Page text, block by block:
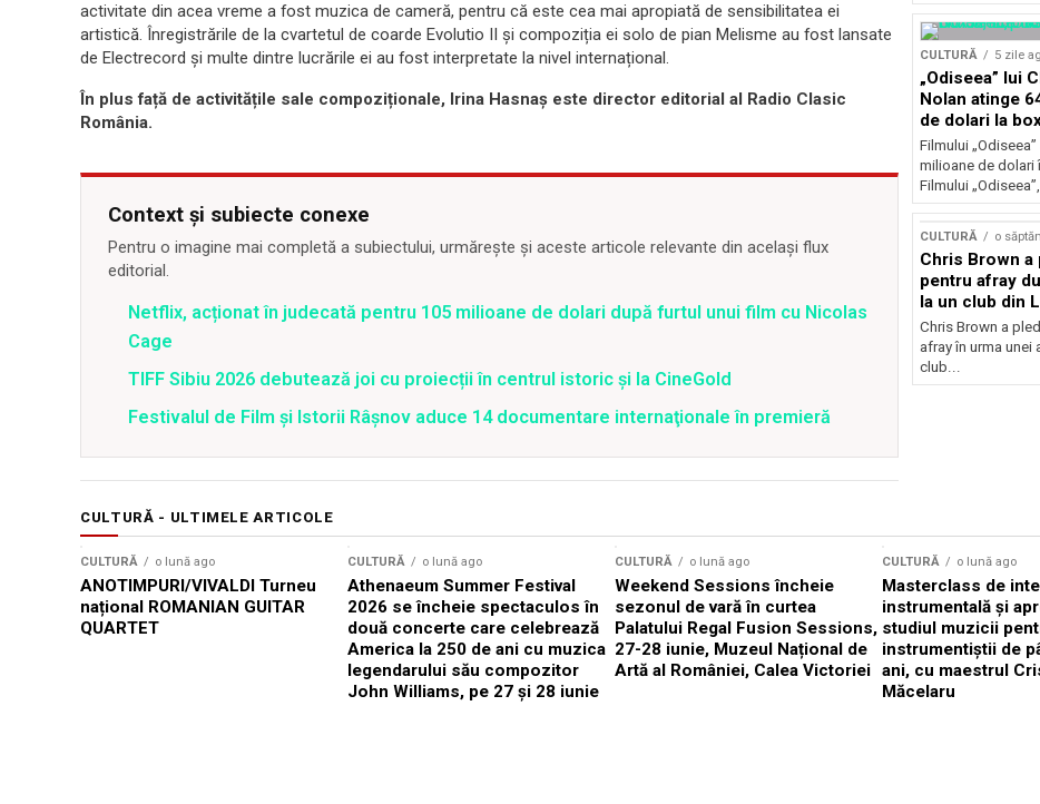
activitate din acea vreme a fost muzica de cameră, pentru că este cea mai apropiată de sensibilitatea ei
artistică. Înregistrările de la cvartetul de coarde Evolutio II și compoziția ei solo de pian Melisme au fost lansate
de Electrecord și multe dintre lucrările ei au fost interpretate la nivel internațional.
În plus față de activitățile sale compoziționale, Irina Hasnaș este director editorial al Radio Clasic
România.
Context și subiecte conexe
Pentru o imagine mai completă a subiectului, urmărește și aceste articole relevante din același flux
editorial.
Netflix, acționat în judecată pentru 105 milioane de dolari după furtul unui film cu Nicolas
Cage
TIFF Sibiu 2026 debutează joi cu proiecții în centrul istoric și la CineGold
Festivalul de Film şi Istorii Râşnov aduce 14 documentare internaţionale în premieră
CULTURĂ 5 zile
„Odiseea” lui
Nolan atinge
de dolari la
Filmului
milioane de dolari
Filmului
CULTURĂ o
Chris Brown a
pentru afray
la un club din
Chris Brown a
afray în urma unei
club...
CULTURĂ - ULTIMELE ARTICOLE
CULTURĂ o lună ago
ANOTIMPURI/VIVALDI Turneu
național ROMANIAN GUITAR
QUARTET
CULTURĂ o lună ago
Athenaeum Summer Festival
2026 se încheie spectaculos în
două concerte care celebrează
America la 250 de ani cu muzica
legendarului său compozitor
John Williams, pe 27 și 28 iunie
CULTURĂ o lună ago
Weekend Sessions încheie
sezonul de vară în curtea
Palatului Regal Fusion Sessions,
27-28 iunie, Muzeul Național de
Artă al României, Calea Victoriei
CULTURĂ o lună ago
Masterclass de
instrumentală și
studiul muzicii
instrumentiștii de
ani, cu maestrul
Măcelaru